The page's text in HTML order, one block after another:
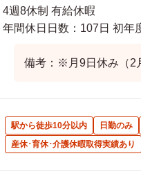
4週8休制 有給休暇
年間休日日数：107日 初年
備考：※月9日休み（2
駅から徒歩10分以内 日勤のみ
産休･育休･介護休暇取得実績あり